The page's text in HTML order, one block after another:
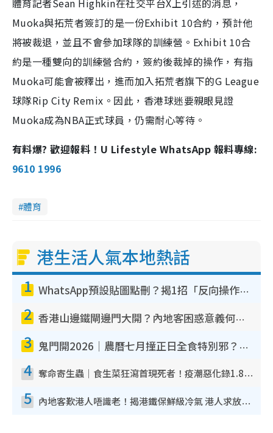
體育記者Sean Highkin在社交平台X上引述的消息，
Muoka與拓荒者簽訂的是一份Exhibit 10合約，預計他
將被裁退，並且不會參加球隊的訓練營。Exhibit 10合
約是一種雙向的訓練營合約，簽約後裁掉的操作，有指
Muoka可能會被釋出，進而加入拓荒者旗下的G League
球隊Rip City Remix。因此，香港球迷要親眼見證
Muoka成為NBA正式球員，仍需耐心等待。
有料爆? 歡迎報料！U Lifestyle WhatsApp 報料專線:
9610 1996
體育
港生活人氣本地熱話
1 WhatsApp預設貼圖點刪？揭1招「反向操作」還原簡潔介面 附3步實測教學
2 香港山邊鐵閘邊門大開？內地客困惑意義何在！網民神回覆：呢種叫法理性防禦
3 鬼門開2026｜農曆七月撞正日全食特別邪？專家警告切忌做一事！揭4大禁忌+2招保平安
4 奪命寄生蟲｜食生菜狂瀉首現死者！疫潮惡化錄1.8萬宗病例 揭洗菜3大謬誤
5 內地客歎港人唔識老！揭港鐵保鮮級冷氣 港人求放過：咪投訴